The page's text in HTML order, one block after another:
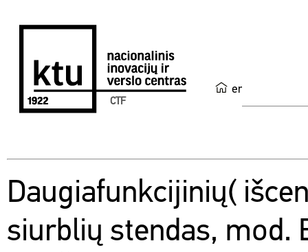
en
CTF
Daugiafunkcijinių(
siurblių stendas, mod.